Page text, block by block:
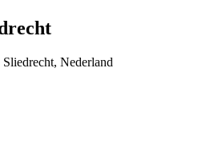
Nederland